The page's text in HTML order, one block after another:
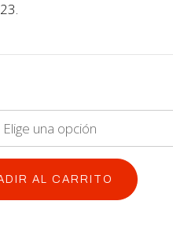
AL CARRITO